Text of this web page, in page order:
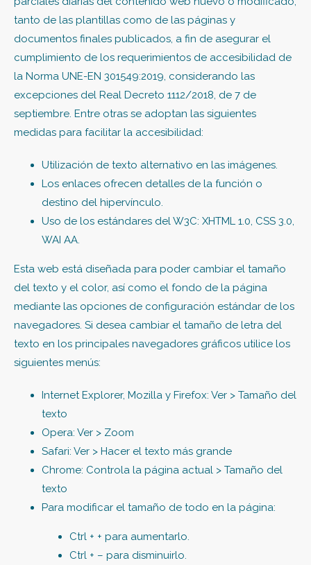
tanto de las plantillas como de las páginas y
documentos finales publicados, a fin de asegurar el
cumplimiento de los requerimientos de accesibilidad de
la Norma UNE-EN 301549:2019, considerando las
excepciones del Real Decreto 1112/2018, de 7 de
septiembre. Entre otras se adoptan las siguientes
medidas para facilitar la accesibilidad:
Utilización de texto alternativo en las imágenes.
Los enlaces ofrecen detalles de la función o
destino del hipervínculo.
Uso de los estándares del W3C: XHTML 1.0, CSS 3.0,
WAI AA.
Esta web está diseñada para poder cambiar el tamaño
del texto y el color, así como el fondo de la página
mediante las opciones de configuración estándar de los
navegadores. Si desea cambiar el tamaño de letra del
texto en los principales navegadores gráficos utilice los
siguientes menús:
Internet Explorer, Mozilla y Firefox: Ver > Tamaño del
texto
Opera: Ver > Zoom
Safari: Ver > Hacer el texto más grande
Chrome: Controla la página actual > Tamaño del
texto
Para modificar el tamaño de todo en la página:
Ctrl + + para aumentarlo.
Ctrl + – para disminuirlo.